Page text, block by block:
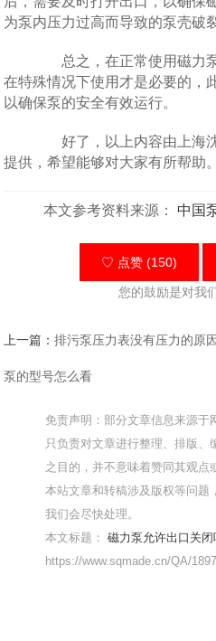
为泵内压力过高而导致的泵壳破
总之，在正常使用磁力
在特殊情况下使用才是必要的，
以确保泵的安全有效运行。
好了，以上内容由上海沈
提供，希望能够对大家有所帮助。
本文参考资料来源： 中国
♡ 点赞 (150)
您的鼓励是对我
上一篇：排污泵压力表没有压力的原
泵的型号怎么看
免责声明：部分文章信息来源于
只负责对文章进行整理、排版、
之目的，并不意味着赞同其观点
本站文章和转稿涉及版权等问题
我们会尽快处理。
本文标题：磁力泵允许出口关闭
https://www.sqmade.cn/QA/